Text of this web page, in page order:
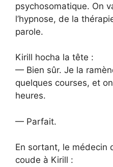
psychosomatique. On
l’hypnose, de la
parole.
Kirill hocha la tête :
— Bien sûr. Je la
quelques courses, et
heures.
— Parfait.
En sortant, le médecin
coude à Kirill :